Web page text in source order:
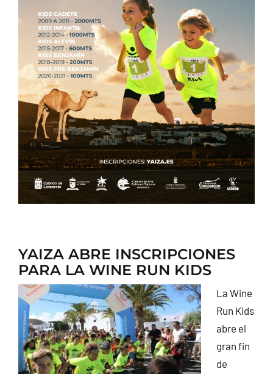
YAIZA ABRE INSCRIPCIONES
PARA LA WINE RUN KIDS
La Wine
Run Kids
abre el
gran fin
de